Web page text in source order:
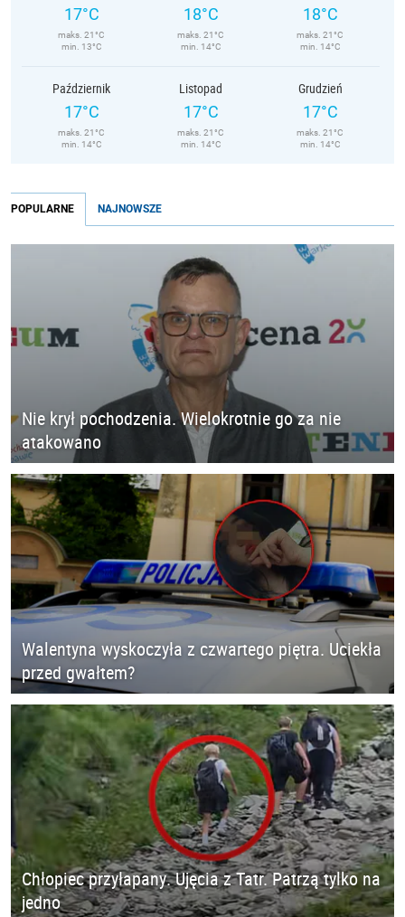
17°C
maks. 21°C
min. 13°C
18°C
maks. 21°C
min. 14°C
18°C
maks. 21°C
min. 14°C
Październik
17°C
maks. 21°C
min. 14°C
Listopad
17°C
maks. 21°C
min. 14°C
Grudzień
17°C
maks. 21°C
min. 14°C
POPULARNE NAJNOWSZE
Nie krył pochodzenia. Wielokrotnie go za nie
atakowano
Walentyna wyskoczyła z czwartego piętra. Uciekła
przed gwałtem?
Chłopiec przyłapany. Ujęcia z Tatr. Patrzą tylko na
jedno